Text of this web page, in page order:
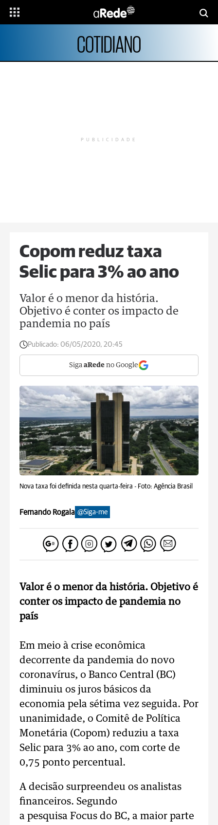
COTIDIANO
PUBLICIDADE
Copom reduz taxa
Selic para 3% ao ano
Valor é o menor da história.
Objetivo é conter os impacto de
pandemia no país
Publicado: 06/05/2020, 20:45
Siga aRede no Google
Nova taxa foi definida nesta quarta-feira - Foto: Agência Brasil
Fernando Rogala @Siga-me
Valor é o menor da história. Objetivo é
conter os impacto de pandemia no
país
Em meio à crise econômica
decorrente da pandemia do novo
coronavírus, o Banco Central (BC)
diminuiu os juros básicos da
economia pela sétima vez seguida. Por
unanimidade, o Comitê de Política
Monetária (Copom) reduziu a taxa
Selic para 3% ao ano, com corte de
0,75 ponto percentual.
A decisão surpreendeu os analistas
financeiros. Segundo
a pesquisa Focus do BC, a maior parte